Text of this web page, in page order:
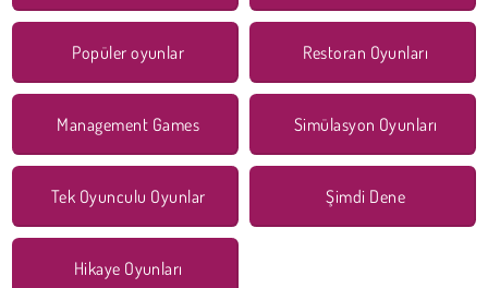
Popüler oyunlar Restoran Oyunları
Management Games Simülasyon Oyunları
Tek Oyunculu Oyunlar Şimdi Dene
Hikaye Oyunları